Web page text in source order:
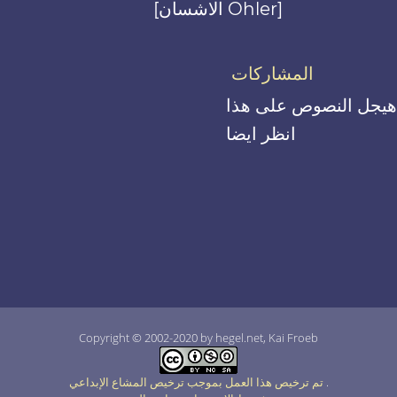
[الاشسان Ohler]
المشاركات
هيجل النصوص على هذا
انظر ايضا
Copyright © 2002-2020 by hegel.net, Kai Froeb
.